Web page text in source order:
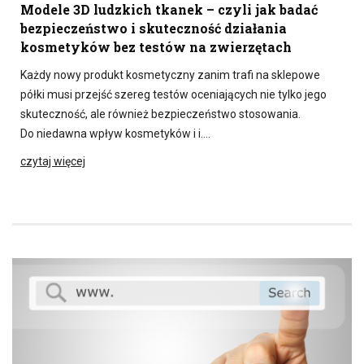
Modele 3D ludzkich tkanek – czyli jak badać
bezpieczeństwo i skuteczność działania
kosmetyków bez testów na zwierzętach
Każdy nowy produkt kosmetyczny zanim trafi na sklepowe
półki musi przejść szereg testów oceniających nie tylko jego
skuteczność, ale również bezpieczeństwo stosowania.
Do niedawna wpływ kosmetyków i i….
czytaj więcej